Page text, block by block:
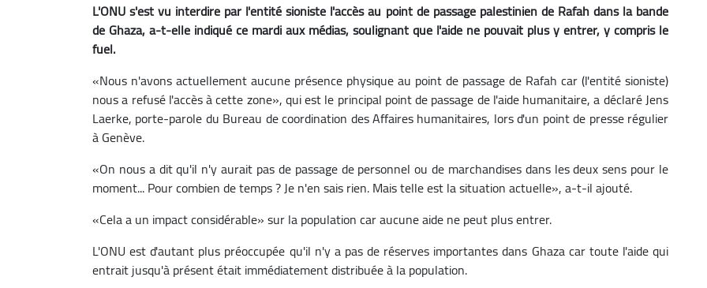
L'ONU s'est vu interdire par l'entité sioniste l'accès au point de passage palestinien de Rafah dans la bande
de Ghaza, a-t-elle indiqué ce mardi aux médias, soulignant que l'aide ne pouvait plus y entrer, y compris le
fuel.
«Nous n'avons actuellement aucune présence physique au point de passage de Rafah car (l'entité sioniste)
nous a refusé l'accès à cette zone», qui est le principal point de passage de l'aide humanitaire, a déclaré Jens
Laerke, porte-parole du Bureau de coordination des Affaires humanitaires, lors d'un point de presse régulier
à Genève.
«On nous a dit qu'il n'y aurait pas de passage de personnel ou de marchandises dans les deux sens pour le
moment... Pour combien de temps ? Je n'en sais rien. Mais telle est la situation actuelle», a-t-il ajouté.
«Cela a un impact considérable» sur la population car aucune aide ne peut plus entrer.
L'ONU est d'autant plus préoccupée qu'il n'y a pas de réserves importantes dans Ghaza car toute l'aide qui
entrait jusqu'à présent était immédiatement distribuée à la population.